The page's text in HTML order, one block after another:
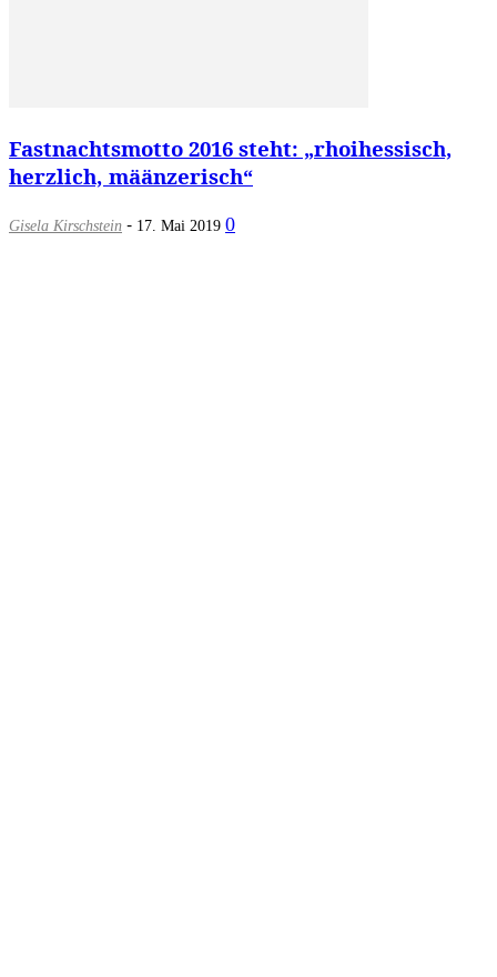
Fastnachtsmotto 2016 steht: „rhoihessisch,
herzlich, määnzerisch“
Gisela Kirschstein - 17. Mai 2019 0